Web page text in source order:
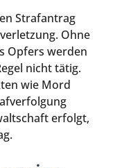
Strafantrag
Ohne
Opfers werden
nicht tätig.
wie Mord
erfolgt,